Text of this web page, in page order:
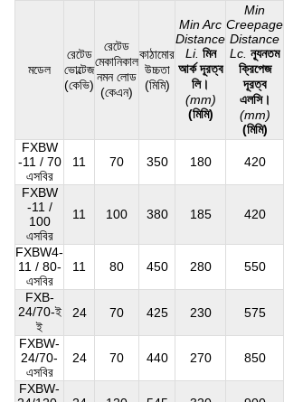
মডেল
রেটেড
ভোল্টেজ
(কেভি)
রেটেড
মেকানিকাল
নমন লোড
(কেএন)
কাঠামোর
উচ্চতা
(মিমি)
Min Arc
Distance
Li. মিন
আর্ক দূরত্ব
লি।
(mm)
(মিমি)
Min
Creepage
Distance
Lc. ন্যূনতম
ক্রিপেজ
দূরত্ব
এলসি।
(mm)
(মিমি)
FXBW
-11 / 70
এসবির
11 70 350 180 420
FXBW
-11 /
100
এসবির
11 100 380 185 420
FXBW4-
11 / 80-
এসবির
11 80 450 280 550
FXB-
24/70-ই
ই
24 70 425 230 575
FXBW-
24/70-
এসবির
24 70 440 270 850
FXBW-